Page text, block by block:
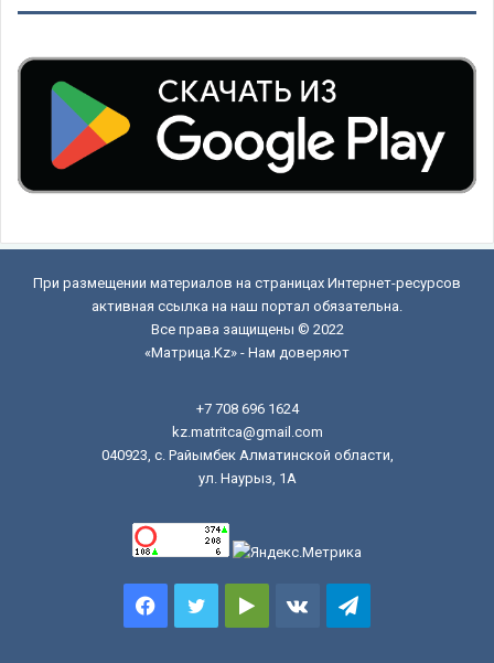
При размещении материалов на страницах Интернет-ресурсов
активная ссылка на наш портал обязательна.
Все права защищены © 2022
«Матрица.Kz» - Нам доверяют
+7 708 696 1624
kz.matritca@gmail.com
040923, с. Райымбек Алматинской области,
ул. Наурыз, 1А
FacebookTwitterGoogle vk.comTelegram